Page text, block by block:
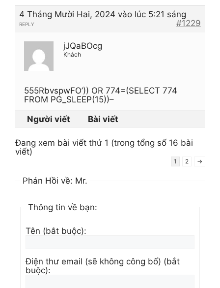
4 Tháng Mười Hai, 2024 vào lúc 5:21 sáng
#1229
REPLY
jJQaBOcg
Khách
555RbvspwFO’)) OR 774=(SELECT 774
FROM PG_SLEEP(15))–
Người viết
Bài viết
Đang xem bài viết thứ 1 (trong tổng số 16 bài
viết)
1 2 →
Phản Hồi về: Mr.
Thông tin về bạn:
Tên (bắt buộc):
Điện thư email (sẽ không công bố) (bắt
buộc):